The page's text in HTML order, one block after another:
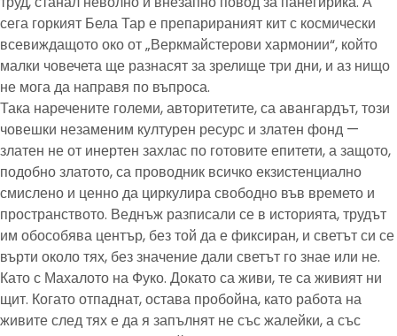
сега горкият Бела Тар е препарираният кит с космически
всевиждащото око от „Веркмайстерови хармонии“, който
малки човечета ще разнасят за зрелище три дни, и аз нищо
не мога да направя по въпроса.
Така наречените големи, авторитетите, са авангардът, този
човешки незаменим културен ресурс и златен фонд —
златен не от инертен захлас по готовите епитети, а защото,
подобно златото, са проводник всичко екзистенциално
смислено и ценно да циркулира свободно във времето и
пространството. Веднъж разписали се в историята, трудът
им обособява център, без той да е фиксиран, и светът си се
върти около тях, без значение дали светът го знае или не.
Като с Махалото на Фуко. Докато са живи, те са живият ни
щит. Когато отпаднат, остава пробойна, като работа на
живите след тях е да я запълнят не със жалейки, а със